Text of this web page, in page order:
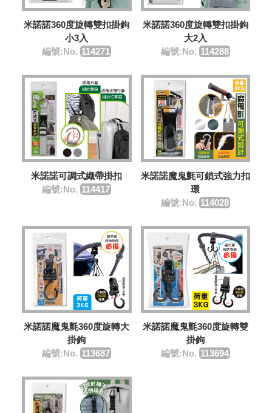
米諾諾360度旋轉雙扣掛鉤
小3入
編號:No. 114271
米諾諾360度旋轉雙扣掛鉤
大2入
編號:No. 114288
米諾諾可調式織帶掛扣
編號:No. 114417
米諾諾魔鬼氈可鎖式強力扣
環
編號:No. 114028
米諾諾魔鬼氈360度旋轉大
掛鉤
編號:No. 113687
米諾諾魔鬼氈360度旋轉雙
掛鉤
編號:No. 113694